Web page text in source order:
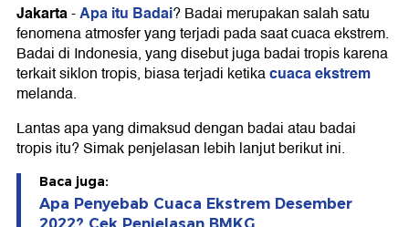
Jakarta-Apa itu Badai? Badai merupakan salah satu
fenomena atmosfer yang terjadi pada saat cuaca ekstrem.
Badai di Indonesia, yang disebut juga badai tropis karena
terkait siklon tropis, biasa terjadi ketikacuaca ekstrem
melanda.
Lantas apa yang dimaksud dengan badai atau badai
tropis itu? Simak penjelasan lebih lanjut berikut ini.
Baca juga:
Apa Penyebab Cuaca Ekstrem Desember